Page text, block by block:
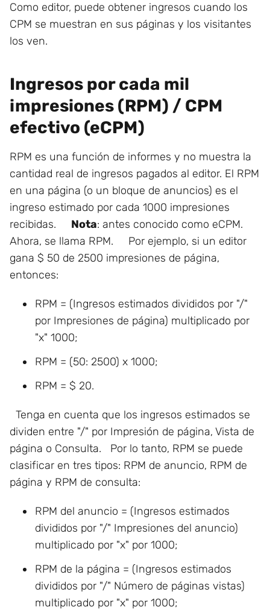
Como editor, puede obtener ingresos cuando los
CPM se muestran en sus páginas y los visitantes
los ven.
Ingresos por cada mil
impresiones (RPM) / CPM
efectivo (eCPM)
RPM es una función de informes y no muestra la
cantidad real de ingresos pagados al editor. El RPM
en una página (o un bloque de anuncios) es el
ingreso estimado por cada 1000 impresiones
recibidas. Nota: antes conocido como eCPM.
Ahora, se llama RPM. Por ejemplo, si un editor
gana $ 50 de 2500 impresiones de página,
entonces:
RPM = (Ingresos estimados divididos por "/"
por Impresiones de página) multiplicado por
"x" 1000;
RPM = (50: 2500) x 1000;
RPM = $ 20.
Tenga en cuenta que los ingresos estimados se
dividen entre "/" por Impresión de página, Vista de
página o Consulta. Por lo tanto, RPM se puede
clasificar en tres tipos: RPM de anuncio, RPM de
página y RPM de consulta:
RPM del anuncio = (Ingresos estimados
divididos por "/" Impresiones del anuncio)
multiplicado por "x" por 1000;
RPM de la página = (Ingresos estimados
divididos por "/" Número de páginas vistas)
multiplicado por "x" por 1000;